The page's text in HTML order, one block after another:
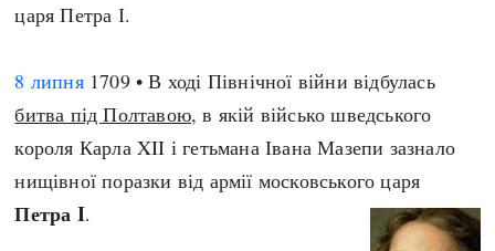
царя Петра І.
8 липня1709 • В ході Північної війни відбулась
битва під Полтавою, в якій військо шведського
короля Карла XII і гетьмана Івана Мазепи зазнало
нищівної поразки від армії московського царя
Петра I.